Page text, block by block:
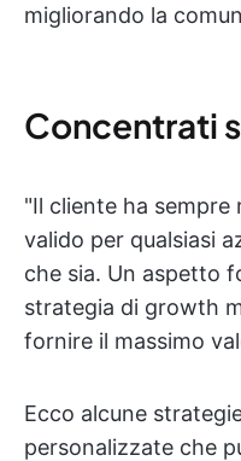
migliorando la
Concentrati
"Il cliente ha sempre
valido per qualsiasi
che sia. Un aspetto
strategia di growth
fornire il massimo
Ecco alcune
personalizzate che